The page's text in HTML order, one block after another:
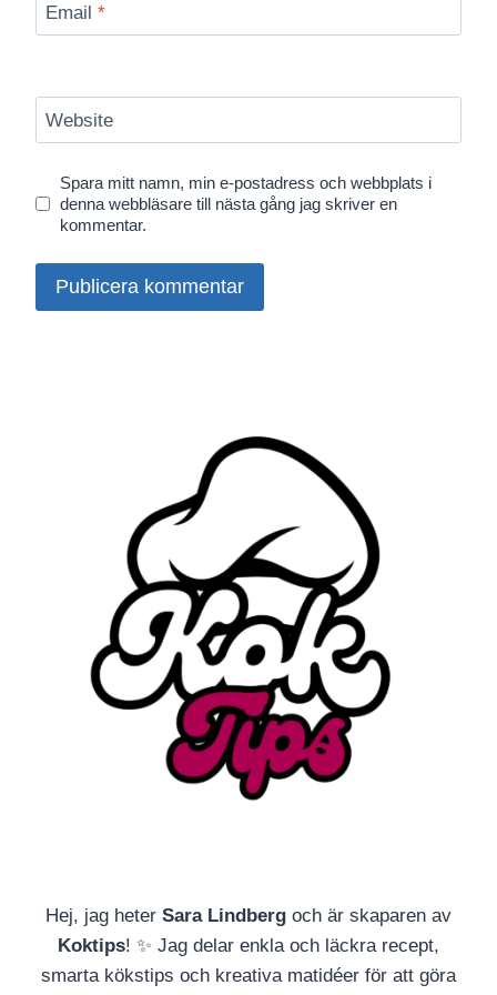
Email *
Website
Spara mitt namn, min e-postadress och webbplats i
denna webbläsare till nästa gång jag skriver en
kommentar.
Hej, jag heter Sara Lindberg och är skaparen av
Koktips! ✨ Jag delar enkla och läckra recept,
smarta kökstips och kreativa matidéer för att göra